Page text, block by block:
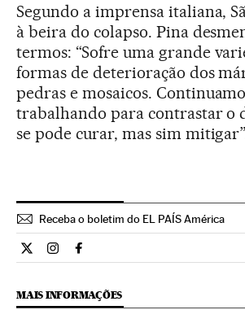
Segundo a imprensa italiana,
à beira do colapso. Pina
termos: “Sofre uma grande
formas de deterioração dos
pedras e mosaicos.
trabalhando para contrastar o
se pode curar, mas sim
Receba o boletim do EL PAÍS América
Cultura El País Brasil en Twitter
Cultura El País Brasil en Instagram
Cultura El País Brasil en
MAIS INFORMAÇÕES